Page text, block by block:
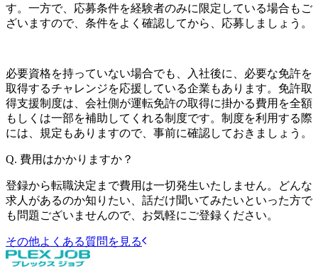
す。一方で、応募条件を経験者のみに限定している場合もご
ざいますので、条件をよく確認してから、応募しましょう。
必要資格を持っていない場合でも、入社後に、必要な免許を
取得するチャレンジを応援している企業もあります。免許取
得支援制度は、会社側が運転免許の取得に掛かる費用を全額
もしくは一部を補助してくれる制度です。制度を利用する際
には、規定もありますので、事前に確認しておきましょう。
Q. 費用はかかりますか？
登録から転職決定まで費用は一切発生いたしません。どんな
求人があるのか知りたい、話だけ聞いてみたいといった方で
も問題ございませんので、お気軽にご登録ください。
その他よくある質問を見る